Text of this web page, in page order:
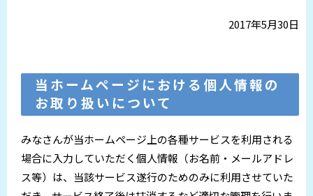
2017年5月30日
当ホームページにおける個人情報の
お取り扱いについて
みなさんが当ホームページ上の各種サービスを利用される
場合に入力していただく個人情報（お名前・メールアドレ
ス等）は、当該サービス遂行のためのみに利用させていた